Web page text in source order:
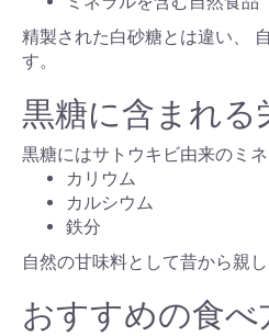
精製された白砂糖とは違い、
す。
黒糖に含まれる
黒糖にはサトウキビ由来のミ
カリウム
カルシウム
鉄分
自然の甘味料として昔から親し
おすすめの食べ